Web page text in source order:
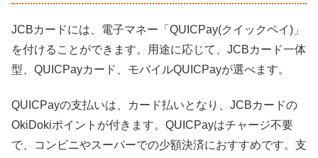
JCBカードには、電子マネー「QUICPay(クイックペイ)」
を付けることができます。用途に応じて、JCBカード一体
型、QUICPayカード、モバイルQUICPayが選べます。
QUICPayの支払いは、カード払いとなり、JCBカードの
OkiDokiポイントが付きます。QUICPayはチャージ不要
で、コンビニやスーパーでの少額決済におすすめです。支